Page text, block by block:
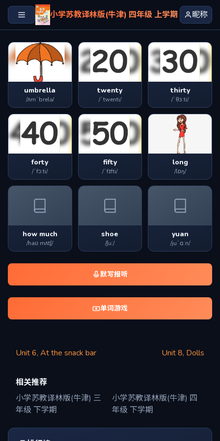
小学苏教译林版(牛津) 四年级 上学期 昵称
umbrella
/ʌmˈbrelə/
twenty
/ˈtwenti/
thirty
/ˈθɜːti/
forty
/ˈfɔːti/
fifty
/ˈfɪfti/
long
/lɒŋ/
how much
/haʊ mʌtʃ/
shoe
/ʃuː/
yuan
/juˈɑːn/
默写报听
单词游戏
Unit 6, At the snack bar Unit 8, Dolls
相关推荐
小学苏教译林版(牛津) 三
年级 下学期
小学苏教译林版(牛津) 四
年级 下学期